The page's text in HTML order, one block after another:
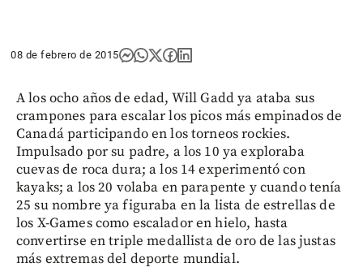
08 de febrero de 2015
A los ocho años de edad, Will Gadd ya ataba sus
crampones para escalar los picos más empinados de
Canadá participando en los torneos rockies.
Impulsado por su padre, a los 10 ya exploraba
cuevas de roca dura; a los 14 experimentó con
kayaks; a los 20 volaba en parapente y cuando tenía
25 su nombre ya figuraba en la lista de estrellas de
los X-Games como escalador en hielo, hasta
convertirse en triple medallista de oro de las justas
más extremas del deporte mundial.